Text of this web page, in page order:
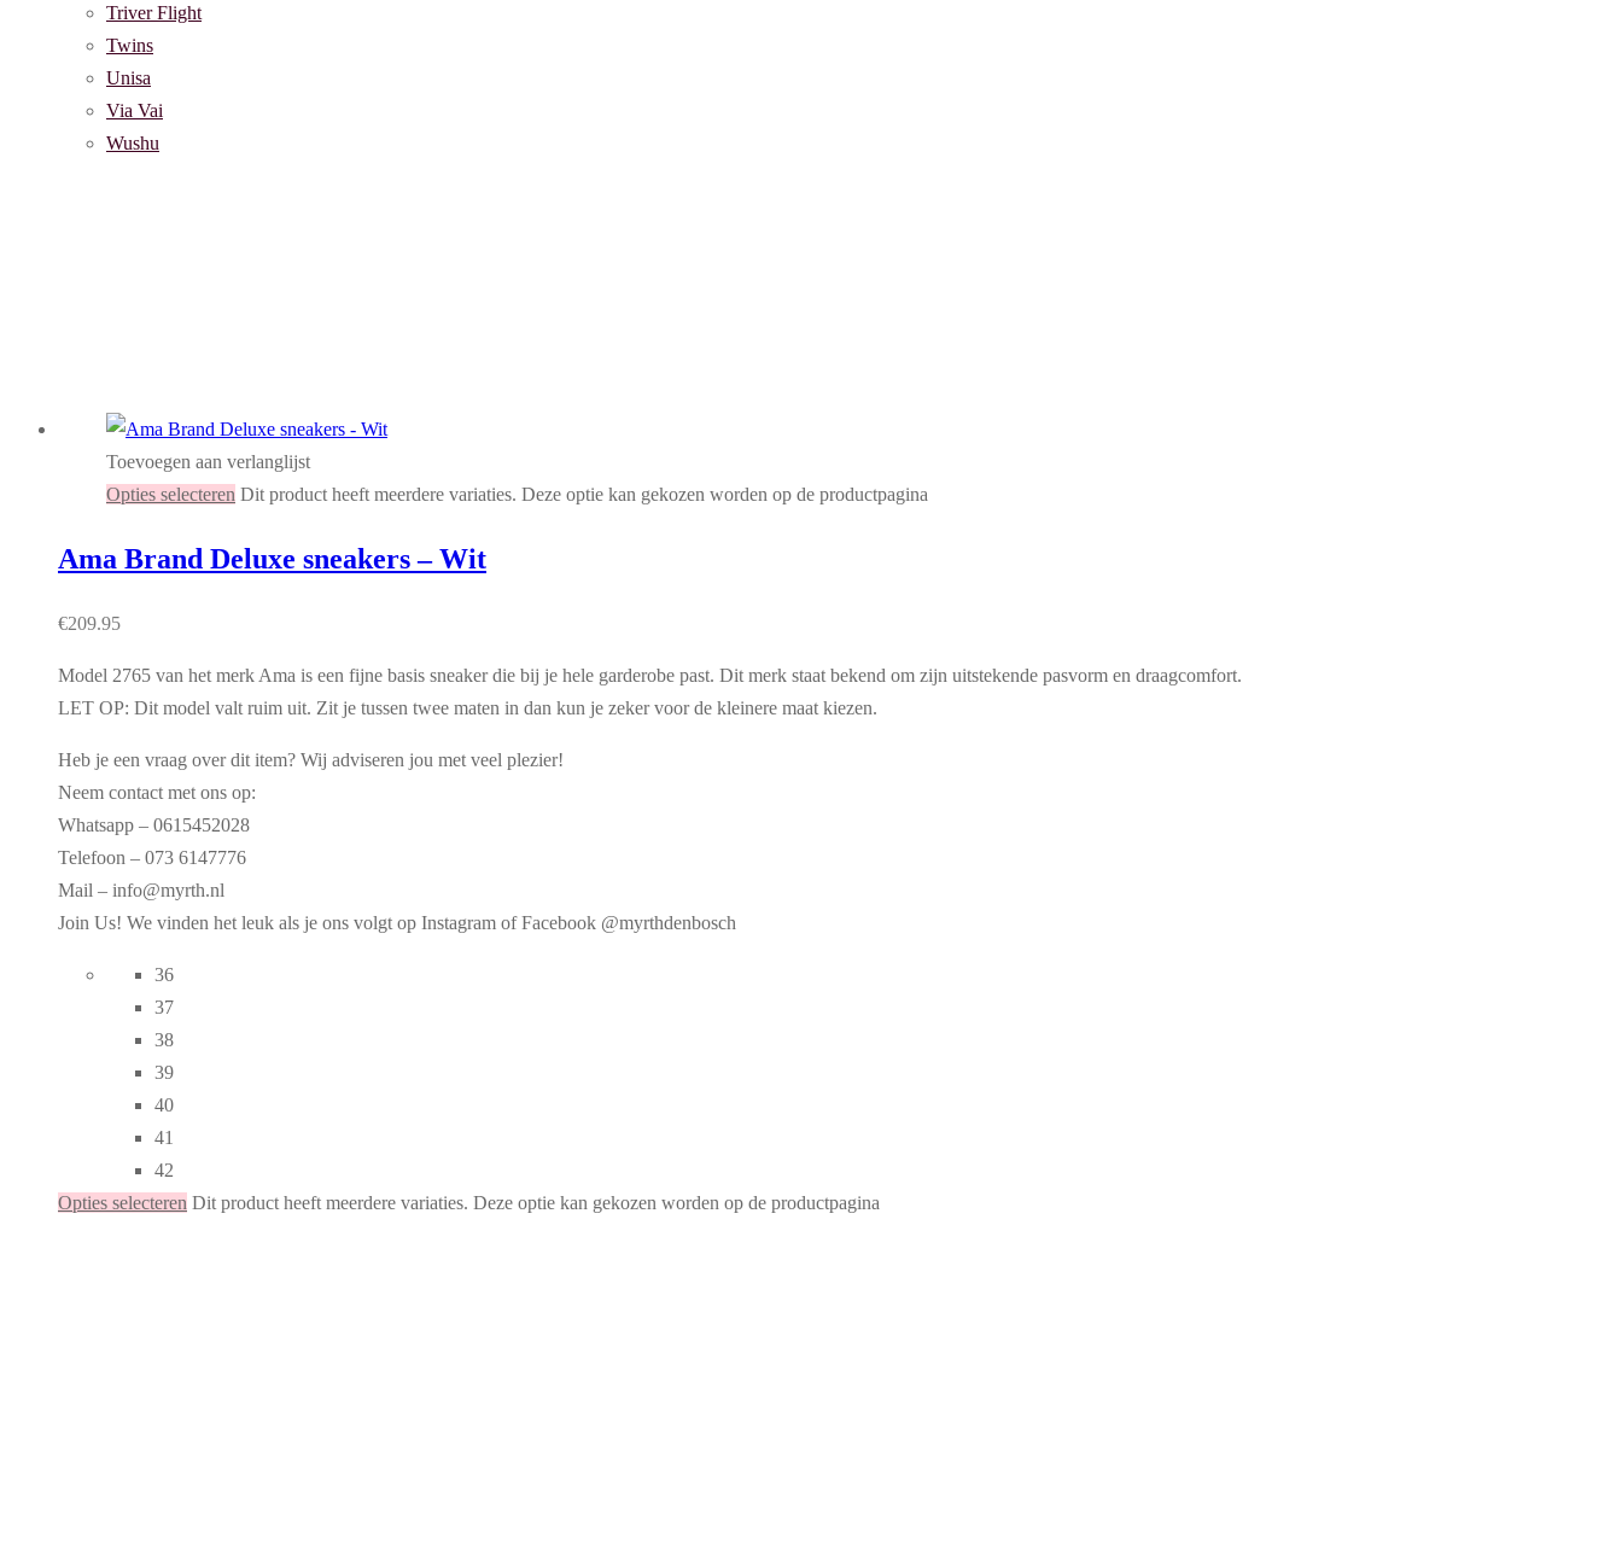
Triver Flight
Twins
Unisa
Via Vai
Wushu
Toevoegen aan verlanglijst
Opties selecteren Dit product heeft meerdere variaties. Deze optie kan gekozen worden op de productpagina
Ama Brand Deluxe sneakers – Wit
€209.95
Model 2765 van het merk Ama is een fijne basis sneaker die bij je hele garderobe past. Dit merk staat bekend om zijn uitstekende pasvorm en draagcomfort.
LET OP: Dit model valt ruim uit. Zit je tussen twee maten in dan kun je zeker voor de kleinere maat kiezen.
Heb je een vraag over dit item? Wij adviseren jou met veel plezier!
Neem contact met ons op:
Whatsapp – 0615452028
Telefoon – 073 6147776
Mail – info@myrth.nl
Join Us! We vinden het leuk als je ons volgt op Instagram of Facebook @myrthdenbosch
36
37
38
39
40
41
42
Opties selecteren Dit product heeft meerdere variaties. Deze optie kan gekozen worden op de productpagina